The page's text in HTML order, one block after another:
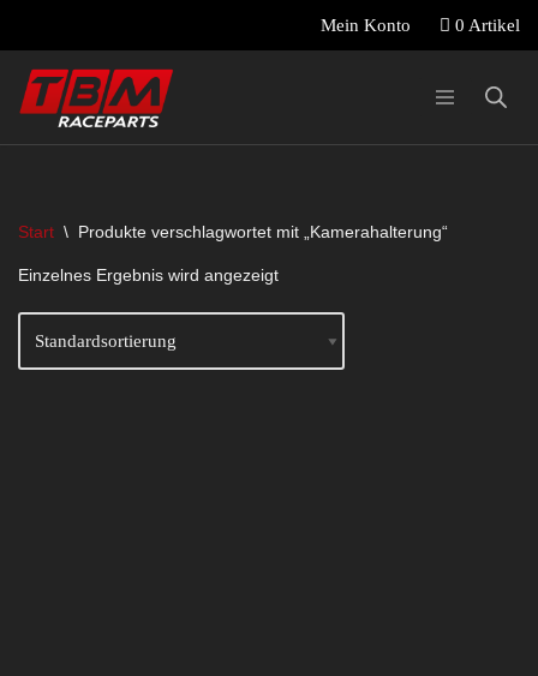
Zum
Inhalt
springen
Mein Konto 0 Artikel
Start \ Produkte verschlagwortet mit „Kamerahalterung“
Einzelnes Ergebnis wird angezeigt